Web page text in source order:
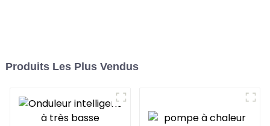
Produits Les Plus Vendus